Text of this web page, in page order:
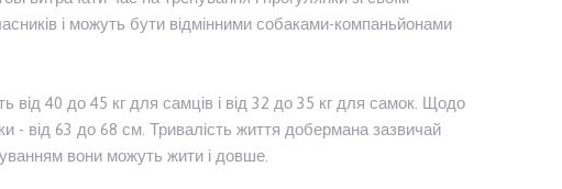
і можуть бути відмінними собаками-компаньйонами
від 40 до 45 кг для самців і від 32 до 35 кг для самок. Щодо
- від 63 до 68 см. Тривалість життя добермана зазвичай
вони можуть жити і довше.